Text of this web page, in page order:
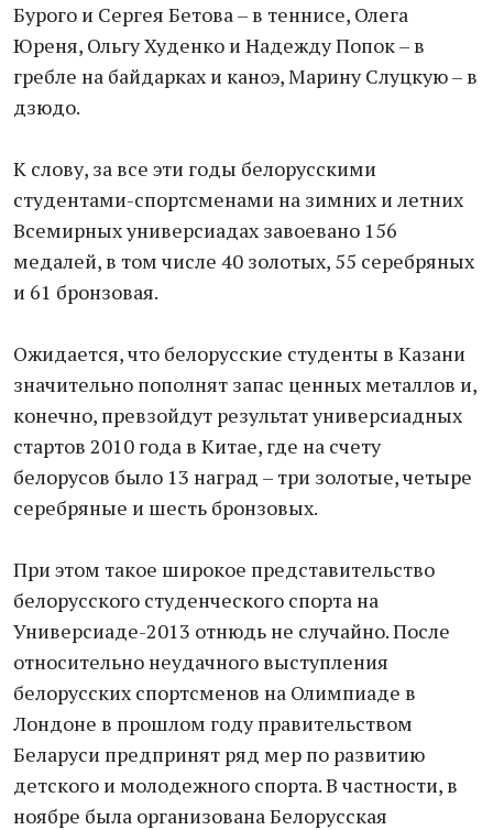
Бурого и Сергея Бетова – в теннисе, Олега
Юреня, Ольгу Худенко и Надежду Попок – в
гребле на байдарках и каноэ, Марину Слуцкую – в
дзюдо.
К слову, за все эти годы белорусскими
студентами-спортсменами на зимних и летних
Всемирных универсиадах завоевано 156
медалей, в том числе 40 золотых, 55 серебряных
и 61 бронзовая.
Ожидается, что белорусские студенты в Казани
значительно пополнят запас ценных металлов и,
конечно, превзойдут результат универсиадных
стартов 2010 года в Китае, где на счету
белорусов было 13 наград – три золотые, четыре
серебряные и шесть бронзовых.
При этом такое широкое представительство
белорусского студенческого спорта на
Универсиаде-2013 отнюдь не случайно. После
относительно неудачного выступления
белорусских спортсменов на Олимпиаде в
Лондоне в прошлом году правительством
Беларуси предпринят ряд мер по развитию
детского и молодежного спорта. В частности, в
ноябре была организована Белорусская